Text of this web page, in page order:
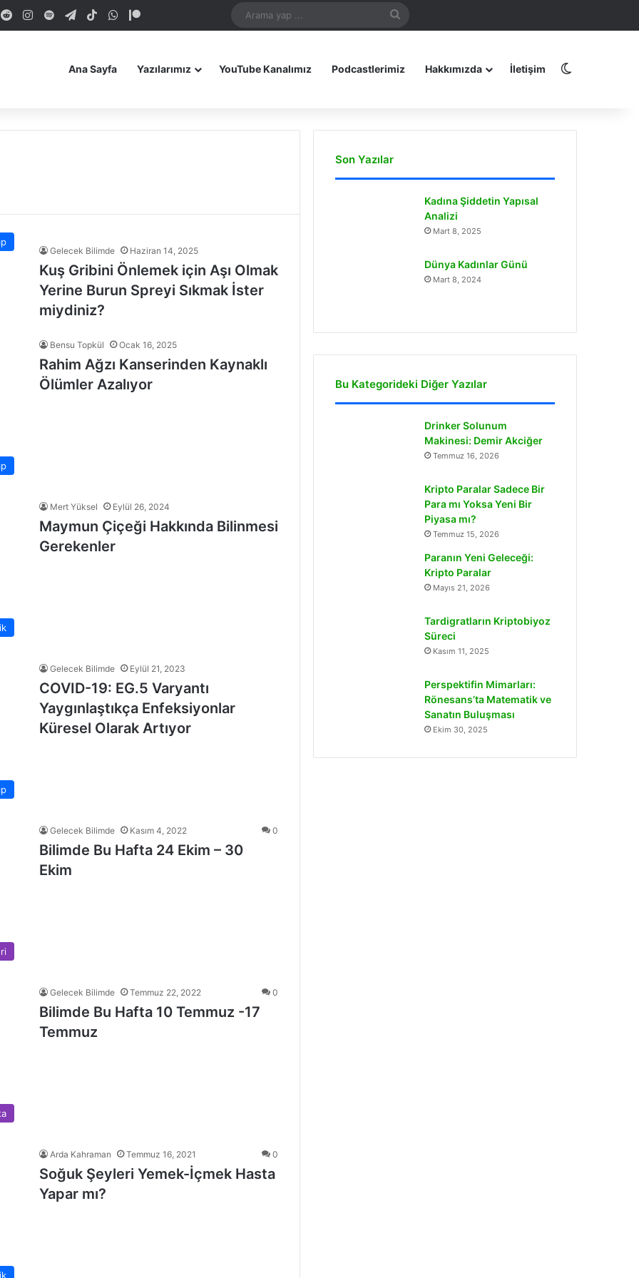
RedditInstagram
SpotifyTelegramTikTokWhatsApp
MastodoniOS Uygulamamız
Android Uygulamamız
...
Ana Sayfa Yazılarımız YouTube Kanalımız Podcastlerimiz Hakkımızda İletişim
Gelecek Bilimde Haziran 14, 2025
Kuş Gribini Önlemek için Aşı Olmak
Yerine Burun Spreyi Sıkmak İster
miydiniz?
Bensu Topkül Ocak 16, 2025
Rahim Ağzı Kanserinden Kaynaklı
Ölümler Azalıyor
Mert Yüksel Eylül 26, 2024
Maymun Çiçeği Hakkında Bilinmesi
Gerekenler
Gelecek Bilimde Eylül 21, 2023
COVID-19: EG.5 Varyantı
Yaygınlaştıkça Enfeksiyonlar
Küresel Olarak Artıyor
Gelecek Bilimde Kasım 4, 2022 0
Bilimde Bu Hafta 24 Ekim – 30
Ekim
Gelecek Bilimde Temmuz 22, 2022 0
Bilimde Bu Hafta 10 Temmuz -17
Temmuz
Arda Kahraman Temmuz 16, 2021 0
Soğuk Şeyleri Yemek-İçmek Hasta
Yapar mı?
Son Yazılar
Kadına Şiddetin Yapısal
Analizi
Mart 8, 2025
Dünya Kadınlar Günü
Mart 8, 2024
Bu Kategorideki Diğer Yazılar
Drinker Solunum
Makinesi: Demir Akciğer
Temmuz 16, 2026
Kripto Paralar Sadece Bir
Para mı Yoksa Yeni Bir
Piyasa mı?
Temmuz 15, 2026
Paranın Yeni Geleceği:
Kripto Paralar
Mayıs 21, 2026
Tardigratların Kriptobiyoz
Süreci
Kasım 11, 2025
Perspektifin Mimarları:
Rönesans’ta Matematik ve
Sanatın Buluşması
Ekim 30, 2025